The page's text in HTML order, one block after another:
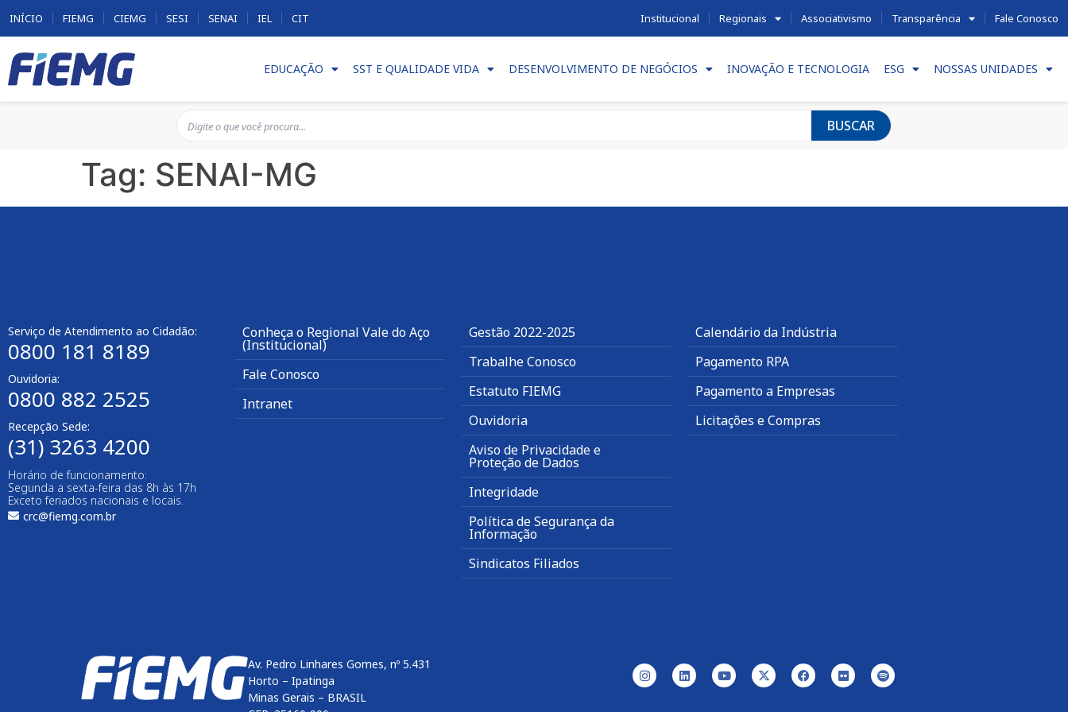
INÍCIO FIEMG CIEMG SESI SENAI IEL CIT Institucional Regionais Associativismo Transparência Fale Conosco
EDUCAÇÃO SST E QUALIDADE VIDA DESENVOLVIMENTO DE NEGÓCIOS INOVAÇÃO E TECNOLOGIA ESG NOSSAS UNIDADES
BUSCAR
Tag: SENAI-MG
Serviço de Atendimento ao Cidadão:
0800 181 8189
Ouvidoria:
0800 882 2525
Recepção Sede:
(31) 3263 4200
Horário de funcionamento:
Segunda a sexta-feira das 8h às 17h
Exceto feriados nacionais e locais.
crc@fiemg.com.br
Conheça o Regional Vale do Aço
(Institucional)
Fale Conosco
Intranet
Gestão 2022-2025
Trabalhe Conosco
Estatuto FIEMG
Ouvidoria
Aviso de Privacidade e
Proteção de Dados
Integridade
Política de Segurança da
Informação
Sindicatos Filiados
Calendário da Indústria
Pagamento RPA
Pagamento a Empresas
Licitações e Compras
Av. Pedro Linhares Gomes, nº 5.431
Horto – Ipatinga
Minas Gerais – BRASIL